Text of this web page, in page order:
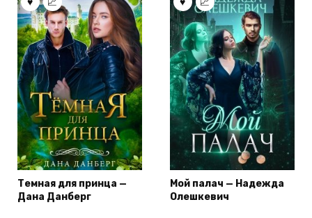
Темная для принца —
Дана Данберг
Мой палач — Надежда
Олешкевич